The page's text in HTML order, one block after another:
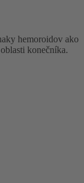
hemoroidov ako
konečníka.